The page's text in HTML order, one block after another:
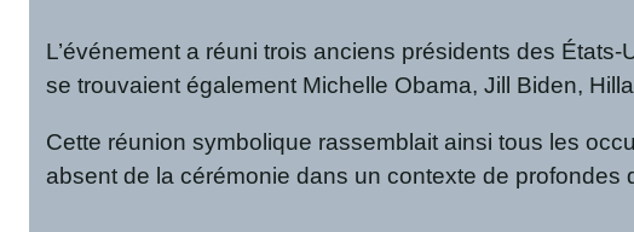
L’événement a réuni trois anciens présidents des
se trouvaient également Michelle Obama, Jill Biden,
Cette réunion symbolique rassemblait ainsi tous les
absent de la cérémonie dans un contexte de